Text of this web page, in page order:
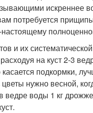
искреннее
потребуется
и их
на куст 2-3
подкормки,
нужно весной,
ведре воды 1 кг